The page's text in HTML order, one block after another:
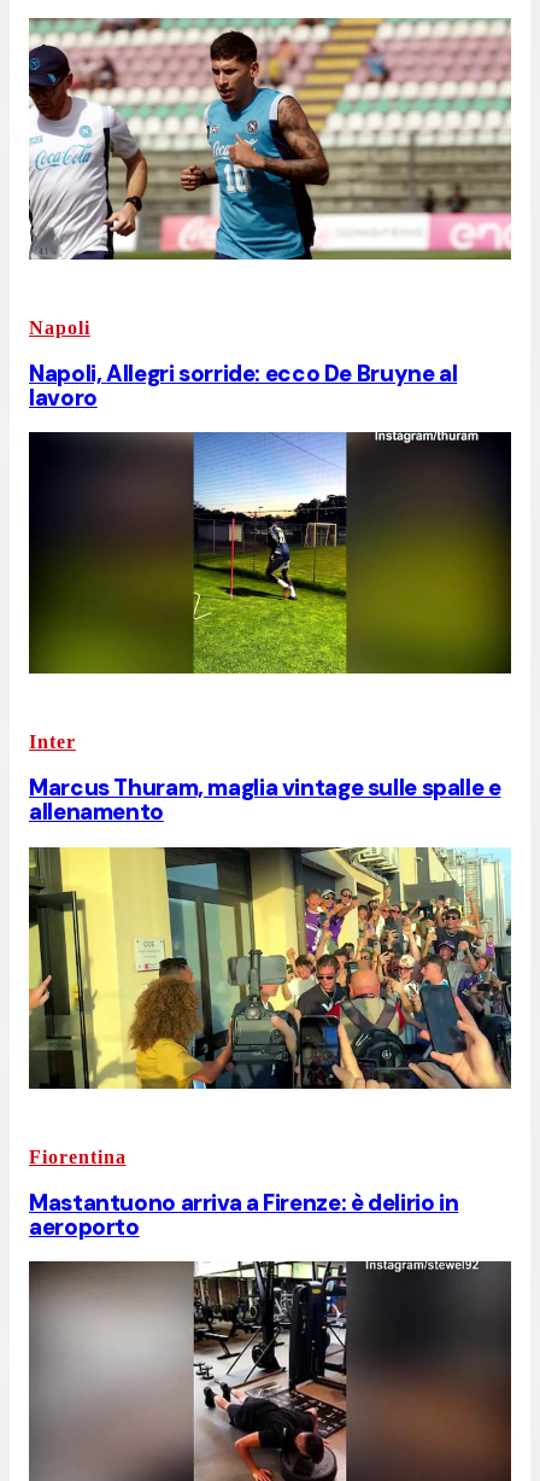
Napoli
Napoli, Allegri sorride: ecco De Bruyne al
lavoro
Inter
Marcus Thuram, maglia vintage sulle spalle e
allenamento
Fiorentina
Mastantuono arriva a Firenze: è delirio in
aeroporto